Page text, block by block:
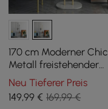
170 cm Moderner Chic
Metall freistehender
Kleiderständer
Marmorsockel in Gold
Neu Tieferer Preis
149,99 € 169,99 €